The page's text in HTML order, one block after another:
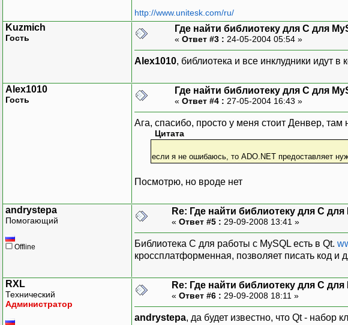
http://www.unitesk.com/ru/
Kuzmich
Гость
Где найти библиотеку для C для
« Ответ #3 : 24-05-2004 05:54 »
Alex1010, библиотека и все инклудники идут
Alex1010
Гость
Где найти библиотеку для C для
« Ответ #4 : 27-05-2004 16:43 »
Ага, спасибо, просто у меня стоит Денвер, там
Цитата
если я не ошибаюсь, то ADO.NET предоставляет
Посмотрю, но вроде нет
andrystepa
Помогающий
Offline
Re: Где найти библиотеку для C для
« Ответ #5 : 29-09-2008 13:41 »
Библиотека С для работы с MySQL есть в Qt.
кроссплатформенная, позволяет писать код и
RXL
Технический
Администратор
Re: Где найти библиотеку для C для
« Ответ #6 : 29-09-2008 18:11 »
andrystepa, да будет известно, что Qt - набор